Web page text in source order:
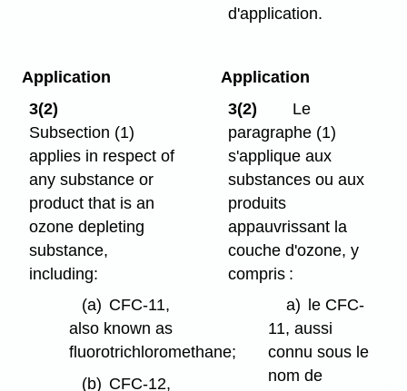
d'application.
Application
3(2)
Subsection (1)
applies in respect of
any substance or
product that is an
ozone depleting
substance,
including:
(a) CFC-11,
also known as
fluorotrichloromethane;
(b) CFC-12,
Application
3(2)
Le
paragraphe (1)
s'applique aux
substances ou aux
produits
appauvrissant la
couche d'ozone, y
compris :
a)
le CFC-
11, aussi
connu sous le
nom de